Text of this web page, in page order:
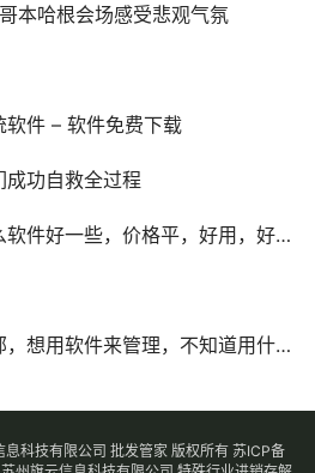
本哈根会场感受悲观气氛
件 – 软件免费下载
成功自救全过程
格平，好用，好操作等_已解决 – 阿里巴巴生意经
软件来管理，不知道用什么软件好？
科技有限公司 批发管家 版权所有 苏ICP备